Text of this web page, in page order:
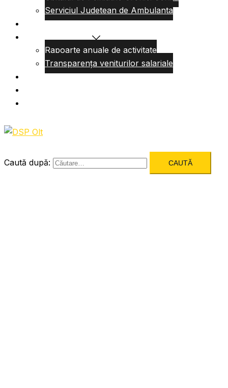
Serviciul Judetean de Ambulanta
Centre de permanenta
Rapoarte anuale de activitate
Transparența veniturilor salariale
Informatii utile
Caută după: